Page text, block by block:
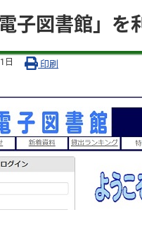
電子図書館」を
日 印刷